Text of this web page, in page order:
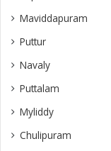
Maviddapuram
Puttur
Navaly
Puttalam
Myliddy
Chulipuram